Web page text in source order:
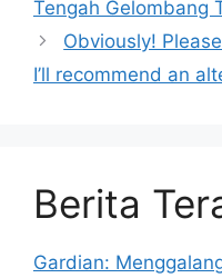
Tengah Gelombang
Obviously!
I’ll recommend an
Berita
Gardian: